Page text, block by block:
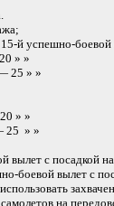
й успешно-боевой
» »
25 » »
» »
25 » »
вылет с посадкой
боевой вылет с
на